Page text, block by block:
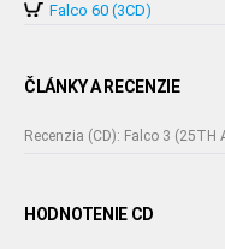
Falco 60 (3CD)
ČLÁNKY A RECENZIE
Recenzia (CD): Falco 3 (25TH
HODNOTENIE CD